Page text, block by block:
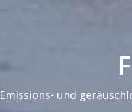
Emissions- und